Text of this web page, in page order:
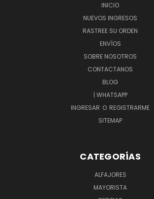
INICIO
NUEVOS INGRESOS
RASTREE SU ORDEN
ENVÍOS
SOBRE NOSOTROS
CONTACTANOS
BLOG
| WHATSAPP
INGRESAR O REGISTRARME
SITEMAP
CATEGORÍAS
ALFAJORES
MAYORISTA